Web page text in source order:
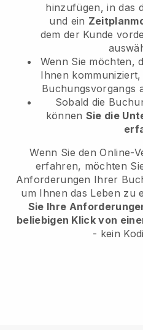
hinzufügen, in das
und ein
dem der Kunde
Wenn Sie möchten,
Ihnen
Buchungsvorgangs
Sobald die
können Sie die
Wenn Sie den Online-
erfahren, möchten
Anforderungen Ihrer
um Ihnen das Leben zu
Sie Ihre
beliebigen Klick von
- kein